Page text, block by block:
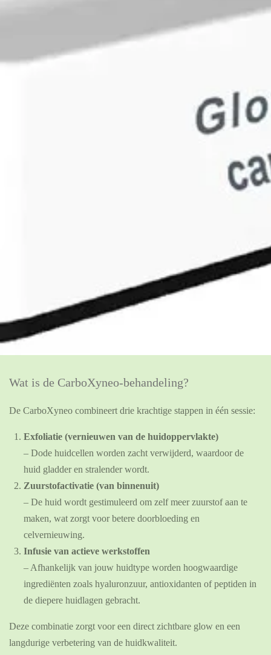
Wat is de CarboXyneo-behandeling?
De CarboXyneo combineert drie krachtige stappen in één sessie:
Exfoliatie (vernieuwen van de huidoppervlakte)
– Dode huidcellen worden zacht verwijderd, waardoor de
huid gladder en stralender wordt.
Zuurstofactivatie (van binnenuit)
– De huid wordt gestimuleerd om zelf meer zuurstof aan te
maken, wat zorgt voor betere doorbloeding en
celvernieuwing.
Infusie van actieve werkstoffen
– Afhankelijk van jouw huidtype worden hoogwaardige
ingrediënten zoals hyaluronzuur, antioxidanten of peptiden in
de diepere huidlagen gebracht.
Deze combinatie zorgt voor een direct zichtbare glow en een
langdurige verbetering van de huidkwaliteit.